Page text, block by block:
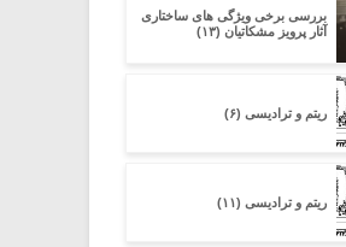
بررسی برخی ویژگی های ساختاری
آثار پرویز مشکاتیان (۱۳)
ریتم و ترادیسی (۶)
ریتم و ترادیسی (۱۱)